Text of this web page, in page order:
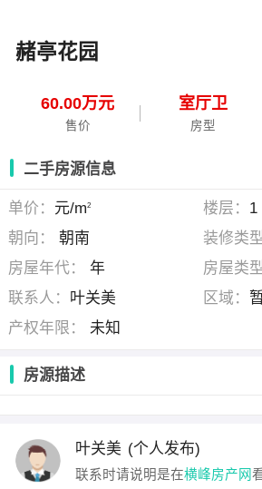
赭亭花园
60.00万元
售价
室厅卫
房型
二手房源信息
单价： 元/m2 楼层： 1
朝向：
朝南 装修类型
房屋年代：
年 房屋类型
联系人： 叶关美 区域：
产权年限：
未知
房源描述
叶关美 (个人发布)
联系时请说明是在横峰房产网